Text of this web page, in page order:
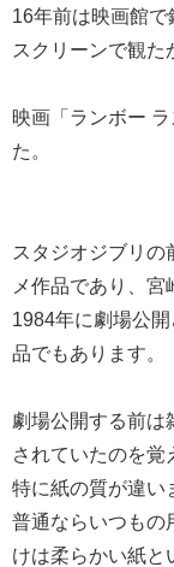
16年前は映画館
スクリーンで観た
映画「ランボー
た。
スタジオジブリの
メ作品であり、宮
1984年に劇場公
品でもあります。
劇場公開する前は
されていたのを覚
特に紙の質が違い
普通ならいつもの
けは柔らかい紙と